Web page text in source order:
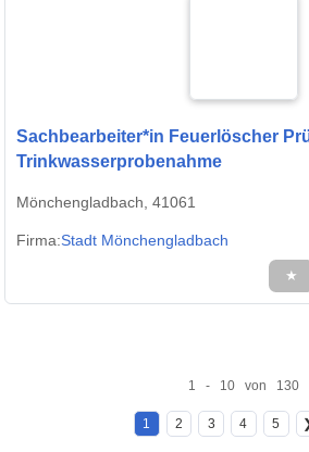
Sachbearbeiter*in Feuerlöscher
Trinkwasserprobenahme
Mönchengladbach, 41061
Firma:Stadt Mönchengladbach
★
1 - 10 von 130
1 2 3 4 5